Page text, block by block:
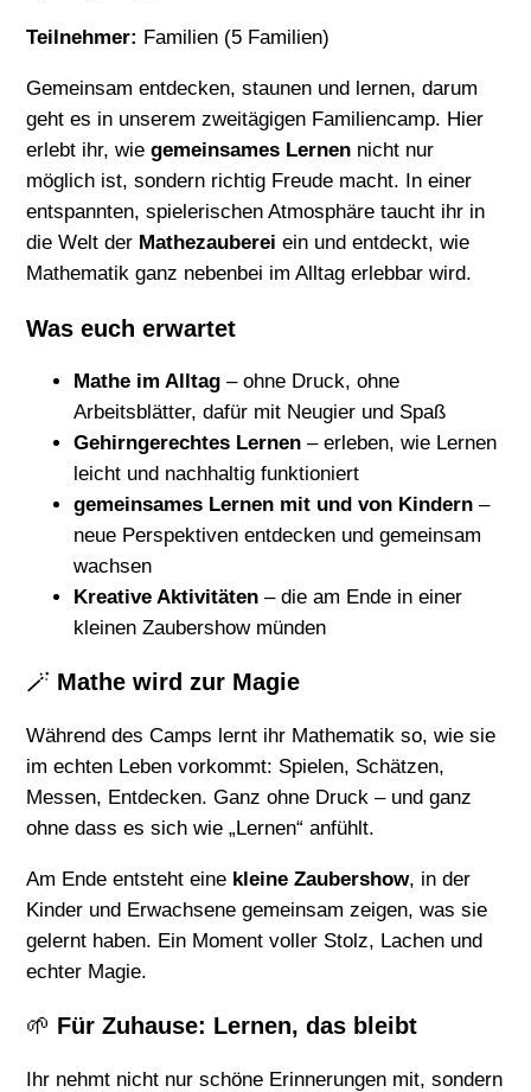
Teilnehmer: Familien (5 Familien)
Gemeinsam entdecken, staunen und lernen, darum
geht es in unserem zweitägigen Familiencamp. Hier
erlebt ihr, wiegemeinsames Lernen nicht nur
möglich ist, sondern richtig Freude macht. In einer
entspannten, spielerischen Atmosphäre taucht ihr in
die Welt der Mathezauberei ein und entdeckt, wie
Mathematik ganz nebenbei im Alltag erlebbar wird.
Was euch erwartet
Mathe im Alltag – ohne Druck, ohne
Arbeitsblätter, dafür mit Neugier und Spaß
Gehirngerechtes Lernen – erleben, wie Lernen
leicht und nachhaltig funktioniert
gemeinsames Lernen mit und von Kindern –
neue Perspektiven entdecken und gemeinsam
wachsen
Kreative Aktivitäten – die am Ende in einer
kleinen Zaubershow münden
🪄 Mathe wird zur Magie
Während des Camps lernt ihr Mathematik so, wie sie
im echten Leben vorkommt: Spielen, Schätzen,
Messen, Entdecken. Ganz ohne Druck – und ganz
ohne dass es sich wie „Lernen“ anfühlt.
Am Ende entsteht eine kleine Zaubershow, in der
Kinder und Erwachsene gemeinsam zeigen, was sie
gelernt haben. Ein Moment voller Stolz, Lachen und
echter Magie.
🌱 Für Zuhause: Lernen, das bleibt
Ihr nehmt nicht nur schöne Erinnerungen mit, sondern